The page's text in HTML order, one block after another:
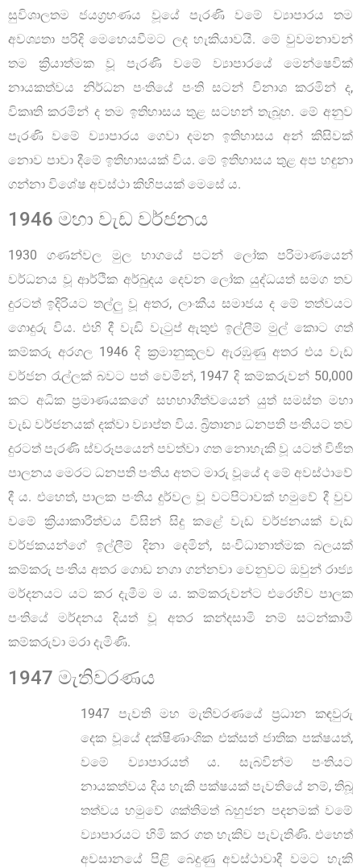
සුවිශාලතම ජයග්‍රහණය වූයේ පැරණි වමේ ව්‍යාපාරය තම
අවශ්‍යතා පරිදි මෙහෙයවීමට ලද හැකියාවයි. මේ වුවමනාවන්
තම ක්‍රියාත්මක වූ පැරණි වමේ ව්‍යාපාරයේ මෙන්ෂෙවික්
නායකත්වය නිර්ධන පංතියේ පංති සටන් විනාශ කරමින් ද,
විකෘති කරමින් ද තම ඉතිහාසය තුළ සටහන් තැබූහ. මේ අනුව
පැරණි වමේ ව්‍යාපාරය ගෙවා දමන ඉතිහාසය අන් කිසිවක්
නොව පාවා දීමේ ඉතිහාසයක් විය. මේ ඉතිහාසය තුළ අප හඳුනා
ගන්නා විශේෂ අවස්ථා කිහිපයක් මෙසේ ය.
1946 මහා වැඩ වර්ජනය
1930 ගණන්වල මුල භාගයේ පටන් ලෝක පරිමාණයෙන්
වර්ධනය වූ ආර්ථික අර්බුදය දෙවන ලෝක යුද්ධයත් සමග තව
දුරටත් ඉදිරියට තල්ලු වූ අතර, ලාංකීය සමාජය ද මේ තත්වයට
ගොදුරු විය. එහි දී වැඩි වැටුප් ඇතුළු ඉල්ලීම් මුල් කොට ගත්
කම්කරු අරගල 1946 දි ක්‍රමානුකූලව ඇරඹුණු අතර එය වැඩ
වර්ජන රැල්ලක් බවට පත් වෙමින්, 1947 දි කම්කරුවන් 50,000
කට අධික ප්‍රමාණයකගේ සහභාගීත්වයෙන් යුත් සමස්ත මහා
වැඩ වර්ජනයක් දක්වා ව්‍යාප්ත විය. බ්‍රිතාන්‍ය ධනපති පංතියට තව
දුරටත් පැරණි ස්වරූපයෙන් පවත්වා ගත නොහැකි වූ යටත් විජිත
පාලනය මෙරට ධනපති පංතිය අතට මාරු වූයේ ද මේ අවස්ථාවේ
දී ය. එහෙත්, පාලක පංතිය දුර්වල වූ වටපිටාවක් හමුවේ දී වුව
වමේ ක්‍රියාකාරීත්වය විසින් සිදු කළේ වැඩ වර්ජනයක් වැඩ
වර්ජකයන්ගේ ඉල්ලීම් දිනා දෙමින්, සංවිධානාත්මක බලයක්
කම්කරු පංතිය අතර ගොඩ නගා ගන්නවා වෙනුවට ඔවුන් රාජ්‍ය
මර්දනයට යට කර දැමීම ම ය. කම්කරුවන්ට එරෙහිව පාලක
පංතියේ මර්දනය දියත් වූ අතර කන්දසාමි නම් සටන්කාමී
කම්කරුවා මරා දැමිණි.
1947 මැතිවරණය
1947 පැවති මහ මැතිවරණයේ ප්‍රධාන කඳවුරු
දෙක වූයේ දක්ෂිණාංශික එක්සත් ජාතික පක්ෂයත්,
වමේ ව්‍යාපාරයත් ය. සැබවින්ම පංතියට
නායකත්වය දිය හැකි පක්ෂයක් පැවතියේ නම්, තිබූ
තත්වය හමුවේ ශක්තිමත් බහුජන පදනමක් වමේ
ව්‍යාපාරයට හිමි කර ගත හැකිව පැවැතිණි. එහෙත්
අවසානයේ පිළි බෙදුණු අවස්ථාවාදී වමට හැකි